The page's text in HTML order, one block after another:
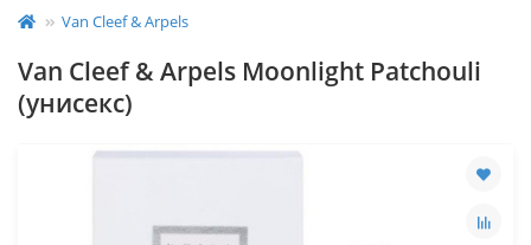
Van Cleef & Arpels
Van Cleef & Arpels Moonlight Patchouli
(унисекс)